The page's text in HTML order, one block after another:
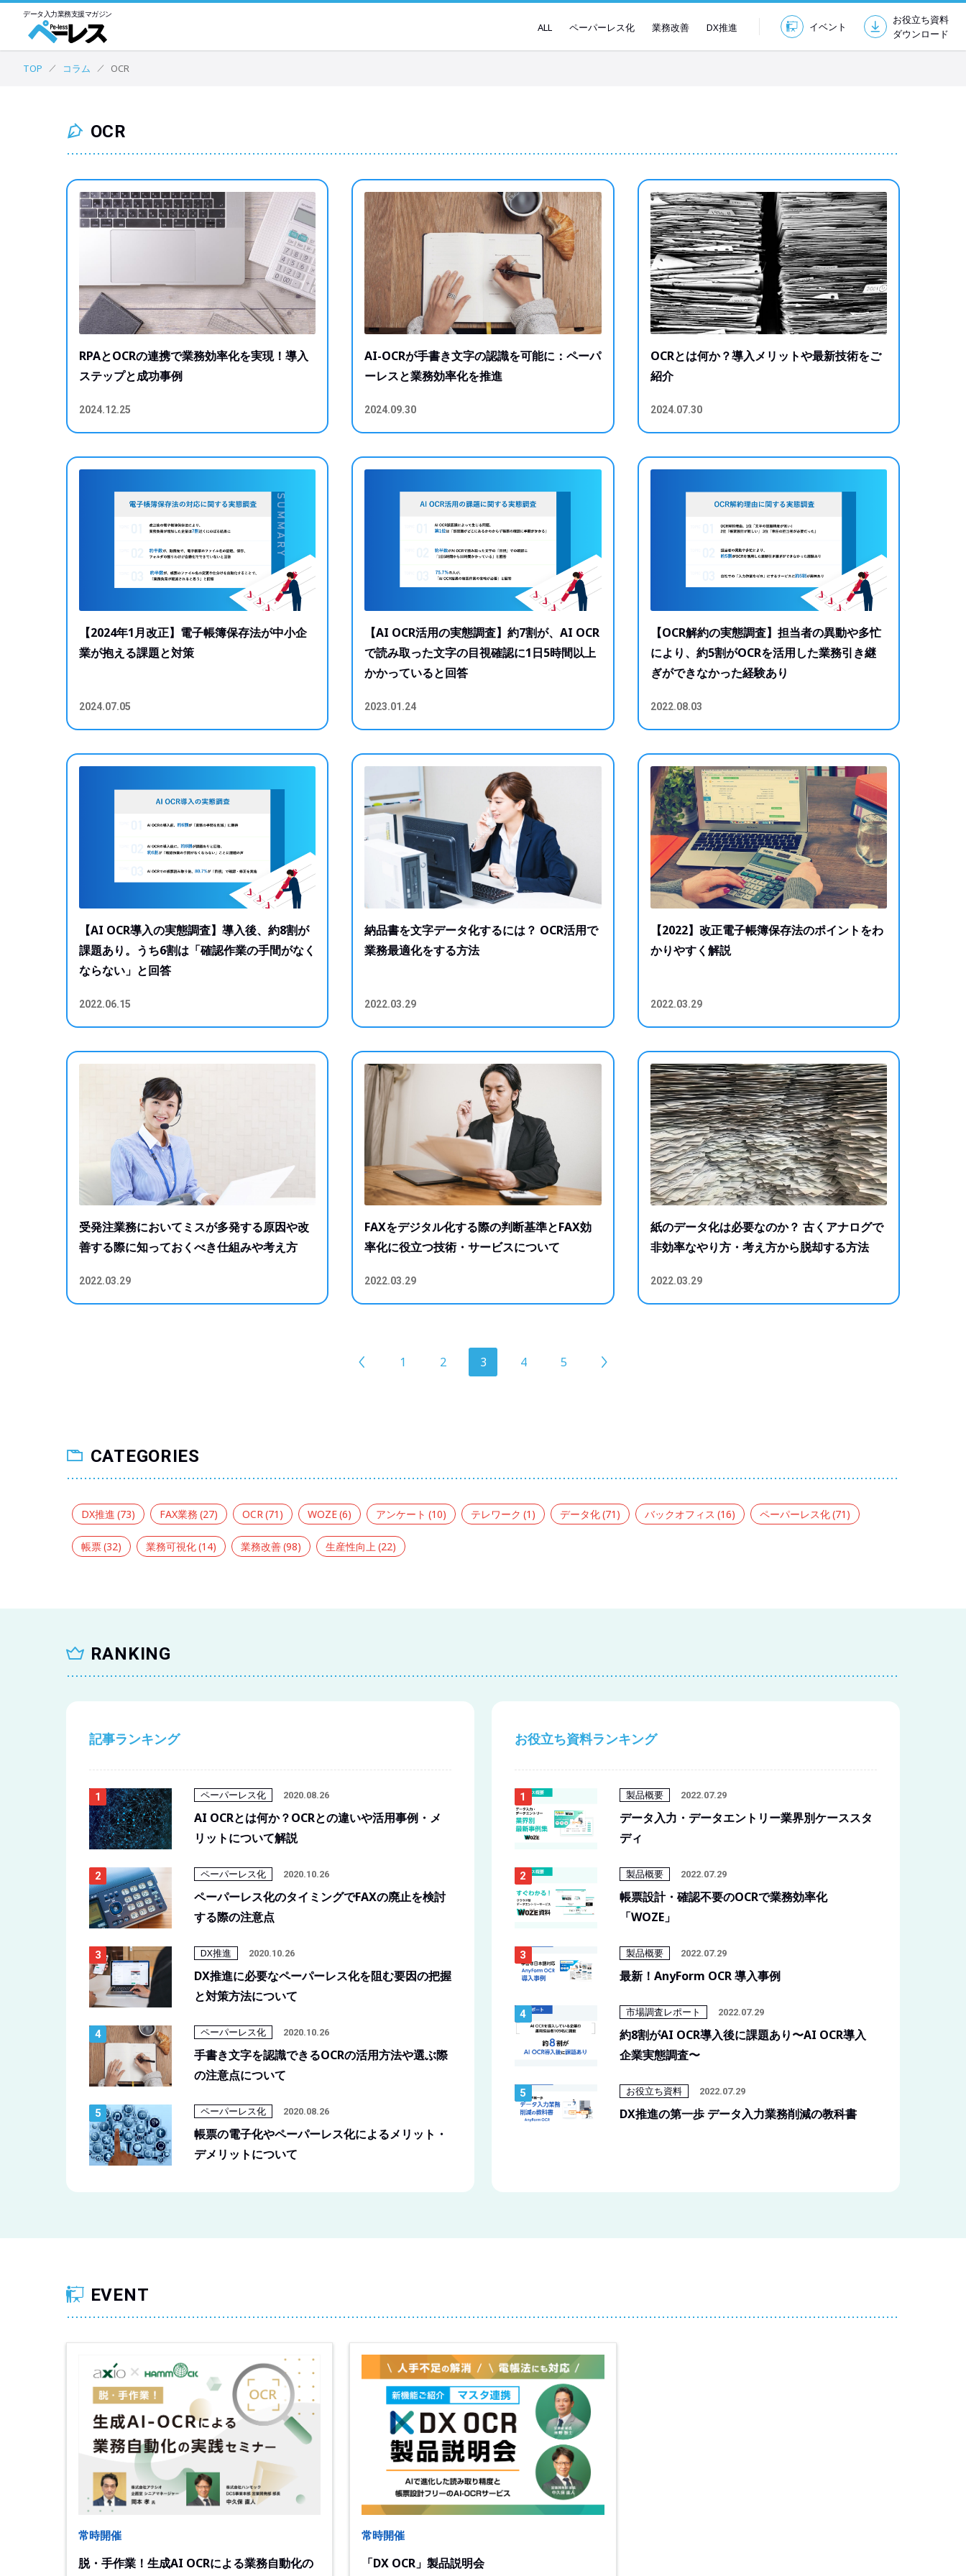
データ入力業務支援マガジン
ALL ペーパーレス化 業務改善 DX推進 イベント
お役立ち資料
ダウンロード
TOP コラム OCR
OCR
RPAとOCRの連携で業務効率化を実現！導入
ステップと成功事例
2024.12.25
AI-OCRが手書き文字の認識を可能に：ペーパ
ーレスと業務効率化を推進
2024.09.30
OCRとは何か？導入メリットや最新技術をご
紹介
2024.07.30
【2024年1月改正】電子帳簿保存法が中小企
業が抱える課題と対策
2024.07.05
【AI OCR活用の実態調査】約7割が、AI OCR
で読み取った文字の目視確認に1日5時間以上
かかっていると回答
2023.01.24
【OCR解約の実態調査】担当者の異動や多忙
により、約5割がOCRを活用した業務引き継
ぎができなかった経験あり
2022.08.03
【AI OCR導入の実態調査】導入後、約8割が
課題あり。うち6割は「確認作業の手間がなく
ならない」と回答
2022.06.15
納品書を文字データ化するには？ OCR活用で
業務最適化をする方法
2022.03.29
【2022】改正電子帳簿保存法のポイントをわ
かりやすく解説
2022.03.29
受発注業務においてミスが多発する原因や改
善する際に知っておくべき仕組みや考え方
2022.03.29
FAXをデジタル化する際の判断基準とFAX効
率化に役立つ技術・サービスについて
2022.03.29
紙のデータ化は必要なのか？ 古くアナログで
非効率なやり方・考え方から脱却する方法
2022.03.29
1 2 3 4 5
CATEGORIES
DX推進 (73) FAX業務 (27) OCR(71) WOZE(6) アンケート (10) テレワーク (1) データ化(71) バックオフィス (16) ペーパーレス化(71)
帳票(32) 業務可視化(14) 業務改善(98) 生産性向上(22)
RANKING
記事ランキング
ペーパーレス化 2020.08.26
AI OCRとは何か？OCRとの違いや活用事例・メ
リットについて解説
ペーパーレス化 2020.10.26
ペーパーレス化のタイミングでFAXの廃止を検討
する際の注意点
DX推進 2020.10.26
DX推進に必要なペーパーレス化を阻む要因の把握
と対策方法について
ペーパーレス化 2020.10.26
手書き文字を認識できるOCRの活用方法や選ぶ際
の注意点について
ペーパーレス化 2020.08.26
帳票の電子化やペーパーレス化によるメリット・
デメリットについて
お役立ち資料ランキング
製品概要 2022.07.29
データ入力・データエントリー業界別ケーススタ
ディ
製品概要 2022.07.29
帳票設計・確認不要のOCRで業務効率化
「WOZE」
製品概要 2022.07.29
最新！AnyForm OCR 導入事例
市場調査レポート 2022.07.29
約8割がAI OCR導入後に課題あり〜AI OCR導入
企業実態調査〜
お役立ち資料 2022.07.29
DX推進の第一歩 データ入力業務削減の教科書
EVENT
常時開催
脱・手作業！生成AI OCRによる業務自動化の
常時開催
「DX OCR」製品説明会